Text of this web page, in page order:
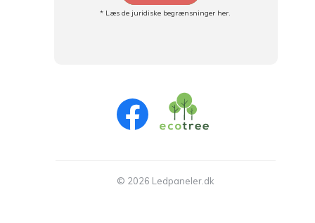
* Læs de juridiske begrænsninger her.
© 2026 Ledpaneler.dk